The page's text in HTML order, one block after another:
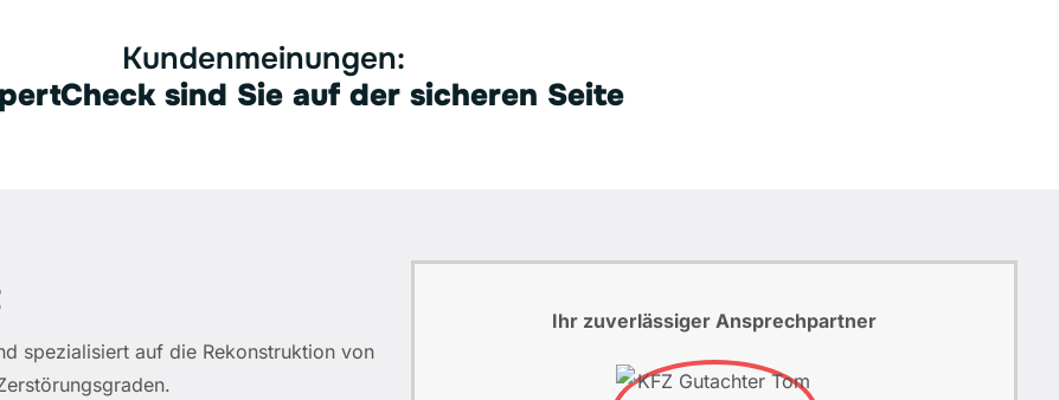
Kundenmeinungen:
sind Sie auf der sicheren Seite
spezialisiert auf die Rekonstruktion von
Ihr zuverlässiger Ansprechpartner